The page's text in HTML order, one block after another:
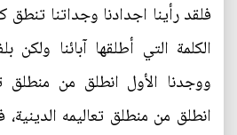
فلقد رأينا اجدادنا وجداتنا
الكلمة التي أطلقها آبائنا
ووجدنا الأول انطلق من منطلق
انطلق من منطلق تعاليمه